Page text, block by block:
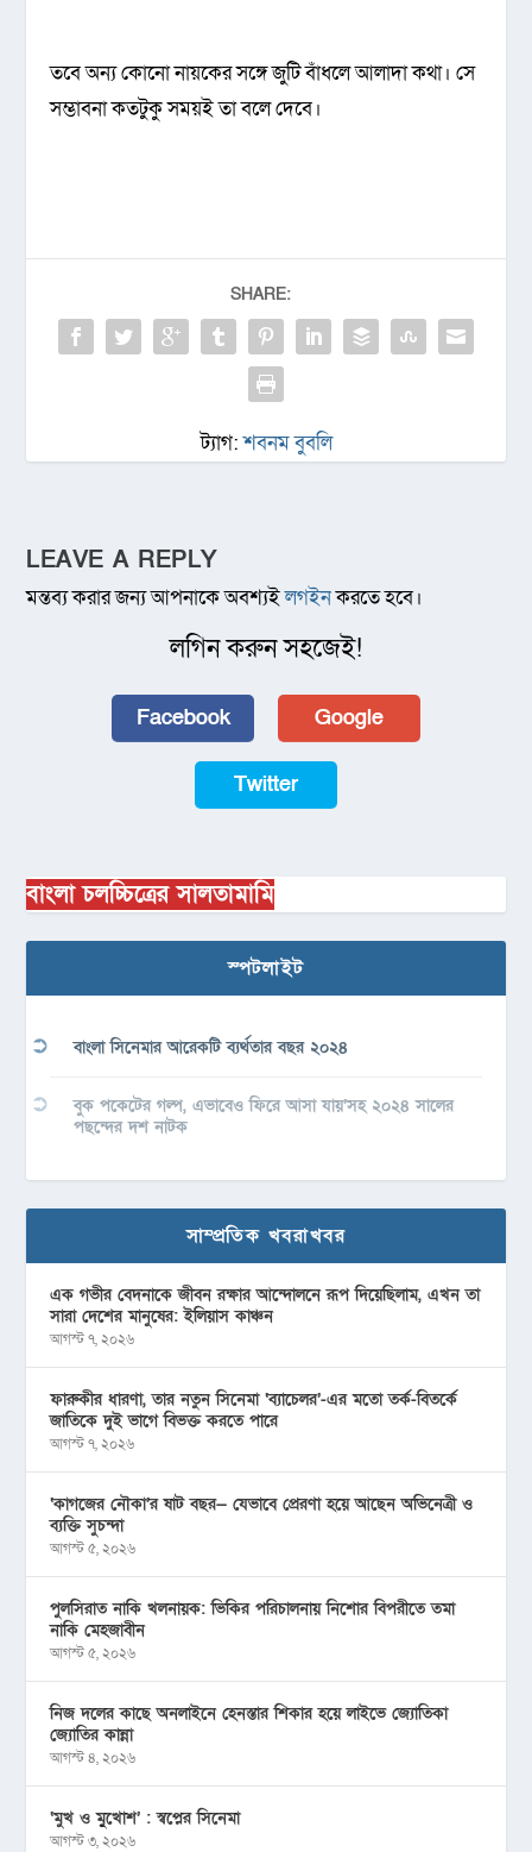
তবে অন্য কোনো নায়কের সঙ্গে জুটি বাঁধলে আলাদা কথা। সে
সম্ভাবনা কতটুকু সময়ই তা বলে দেবে।
SHARE:
ট্যাগ:শবনম বুবলি
LEAVE A REPLY
মন্তব্য করার জন্য আপনাকে অবশ্যইলগইনকরতে হবে।
লগিন করুন সহজেই!
Facebook Google
Twitter
বাংলা চলচ্চিত্রের সালতামামি
স্পটলাইট
বাংলা সিনেমার আরেকটি ব্যর্থতার বছর ২০২৪
বুক পকেটের গল্প, এভাবেও ফিরে আসা যায়’সহ ২০২৪ সালের
পছন্দের দশ নাটক
সাম্প্রতিক খবরাখবর
এক গভীর বেদনাকে জীবন রক্ষার আন্দোলনে রূপ দিয়েছিলাম, এখন তা
সারা দেশের মানুষের: ইলিয়াস কাঞ্চন
আগস্ট ৭, ২০২৬
ফারুকীর ধারণা, তার নতুন সিনেমা ‘ব্যাচেলর’-এর মতো তর্ক-বিতর্কে
জাতিকে দুই ভাগে বিভক্ত করতে পারে
আগস্ট ৭, ২০২৬
‘কাগজের নৌকা’র ষাট বছর— যেভাবে প্রেরণা হয়ে আছেন অভিনেত্রী ও
ব্যক্তি সুচন্দা
আগস্ট ৫, ২০২৬
পুলসিরাত নাকি খলনায়ক: ভিকির পরিচালনায় নিশোর বিপরীতে তমা
নাকি মেহজাবীন
আগস্ট ৫, ২০২৬
নিজ দলের কাছে অনলাইনে হেনস্তার শিকার হয়ে লাইভে জ্যোতিকা
জ্যোতির কান্না
আগস্ট ৪, ২০২৬
‘মুখ ও মু্খোশ’ : স্বপ্নের সিনেমা
আগস্ট ৩, ২০২৬